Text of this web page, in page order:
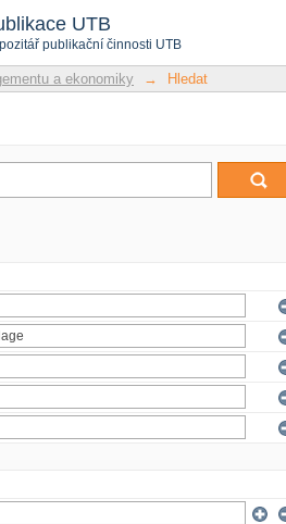
UTB
publikační činnosti UTB
a ekonomiky → Hledat